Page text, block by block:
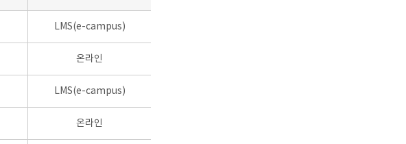
LMS(e-campus)
온라인
LMS(e-campus)
온라인